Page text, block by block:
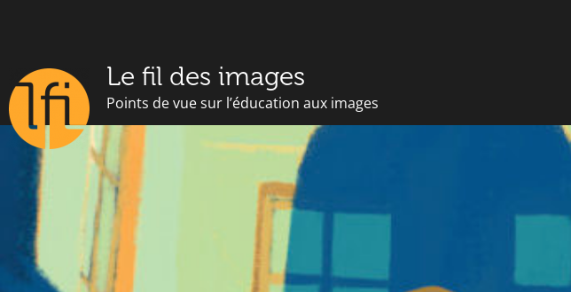
Le fil des images
Points de vue sur l’éducation aux images